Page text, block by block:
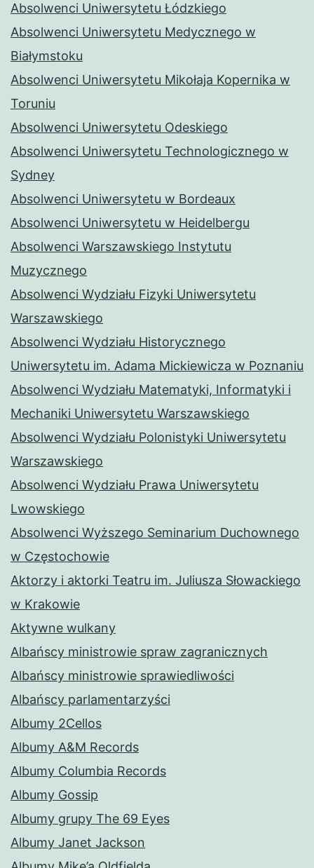
Absolwenci Uniwersytetu Łódzkiego
Absolwenci Uniwersytetu Medycznego w
Białymstoku
Absolwenci Uniwersytetu Mikołaja Kopernika w
Toruniu
Absolwenci Uniwersytetu Odeskiego
Absolwenci Uniwersytetu Technologicznego w
Sydney
Absolwenci Uniwersytetu w Bordeaux
Absolwenci Uniwersytetu w Heidelbergu
Absolwenci Warszawskiego Instytutu
Muzycznego
Absolwenci Wydziału Fizyki Uniwersytetu
Warszawskiego
Absolwenci Wydziału Historycznego
Uniwersytetu im. Adama Mickiewicza w Poznaniu
Absolwenci Wydziału Matematyki, Informatyki i
Mechaniki Uniwersytetu Warszawskiego
Absolwenci Wydziału Polonistyki Uniwersytetu
Warszawskiego
Absolwenci Wydziału Prawa Uniwersytetu
Lwowskiego
Absolwenci Wyższego Seminarium Duchownego
w Częstochowie
Aktorzy i aktorki Teatru im. Juliusza Słowackiego
w Krakowie
Aktywne wulkany
Albańscy ministrowie spraw zagranicznych
Albańscy ministrowie sprawiedliwości
Albańscy parlamentarzyści
Albumy 2Cellos
Albumy A&M Records
Albumy Columbia Records
Albumy Gossip
Albumy grupy The 69 Eyes
Albumy Janet Jackson